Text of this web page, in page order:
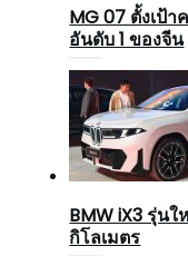
MG 07 ตั้งเป้
อันดับ 1 ของจีน
BMW iX3 รุ่น
กิโลเมตร